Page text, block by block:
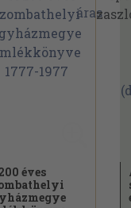
éves